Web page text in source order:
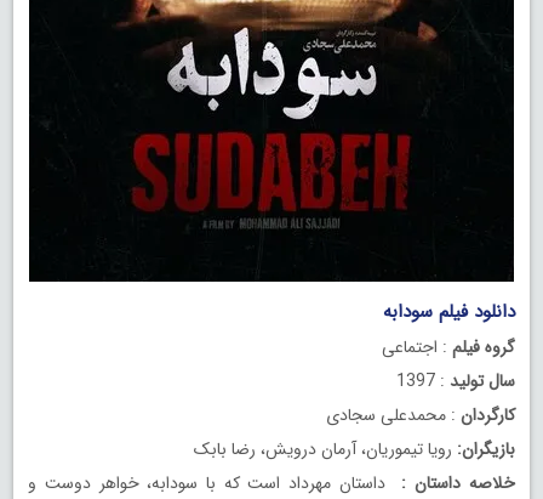
دانلود فیلم سودابه
گروه فیلم : اجتماعی
سال تولید : 1397
کارگردان : محمدعلی سجادی
بازیگران: رویا تیموریان، آرمان درویش، رضا بابک
خلاصه داستان : داستان مهرداد است که با سودابه، خواهر دوست و